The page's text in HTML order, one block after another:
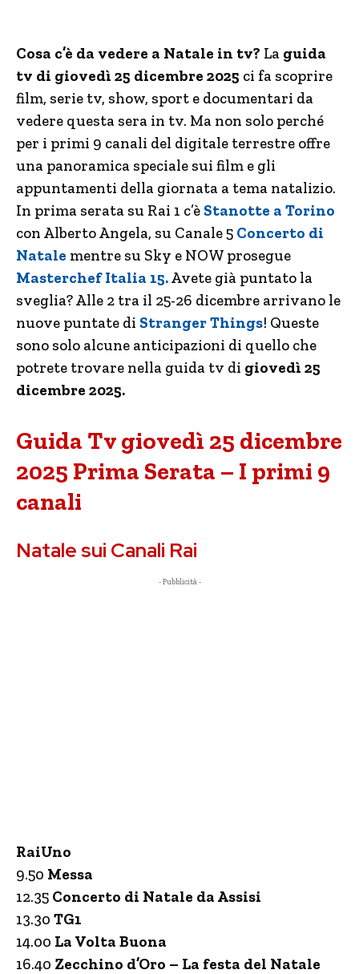
Cosa c’è da vedere a Natale in tv? La guida
tv di giovedì 25 dicembre 2025 ci fa scoprire
film, serie tv, show, sport e documentari da
vedere questa sera in tv. Ma non solo perché
per i primi 9 canali del digitale terrestre offre
una panoramica speciale sui film e gli
appuntamenti della giornata a tema natalizio.
In prima serata su Rai 1 c’è Stanotte a Torino
con Alberto Angela, su Canale 5 Concerto di
Natale mentre su Sky e NOW prosegue
Masterchef Italia 15.Avete già puntato la
sveglia? Alle 2 tra il 25-26 dicembre arrivano le
nuove puntate di Stranger Things! Queste
sono solo alcune anticipazioni di quello che
potrete trovare nella guida tv di giovedì 25
dicembre 2025.
Guida Tv giovedì 25 dicembre
2025 Prima Serata – I primi 9
canali
Natale sui Canali Rai
- Pubblicità -
RaiUno
9.50 Messa
12.35 Concerto di Natale da Assisi
13.30 TG1
14.00 La Volta Buona
16.40 Zecchino d’Oro – La festa del Natale